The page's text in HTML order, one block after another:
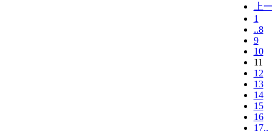
上
1
..8
9
10
11
12
13
14
15
16
17..